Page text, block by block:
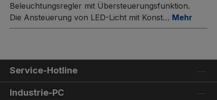
Beleuchtungsregler mit Übersteuerungsfunktion.
Die Ansteuerung von LED-Licht mit Konst… Mehr
Service-Hotline
Industrie-PC